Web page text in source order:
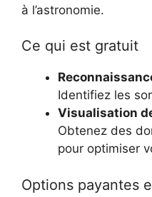
à l’astronomie.
Ce qui est gratuit
Identifiez les
Visualisation
Obtenez des
pour optimiser
Options payantes